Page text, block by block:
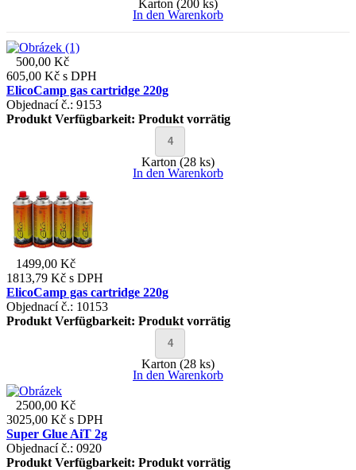
Karton (200 ks)
In den Warenkorb
500,00 Kč
605,00 Kč s DPH
ElicoCamp gas cartridge 220g
Objednací č.: 9153
Produkt Verfügbarkeit: Produkt vorrätig
Karton (28 ks)
In den Warenkorb
1499,00 Kč
1813,79 Kč s DPH
ElicoCamp gas cartridge 220g
Objednací č.: 10153
Produkt Verfügbarkeit: Produkt vorrätig
Karton (28 ks)
In den Warenkorb
2500,00 Kč
3025,00 Kč s DPH
Super Glue AiT 2g
Objednací č.: 0920
Produkt Verfügbarkeit: Produkt vorrätig